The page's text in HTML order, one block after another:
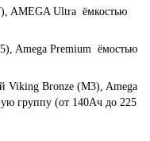
AMEGA Ultra ёмкостью
Amega Premium ёмостью
Viking Bronze (M3), Amega
группу (от 140Ач до 225